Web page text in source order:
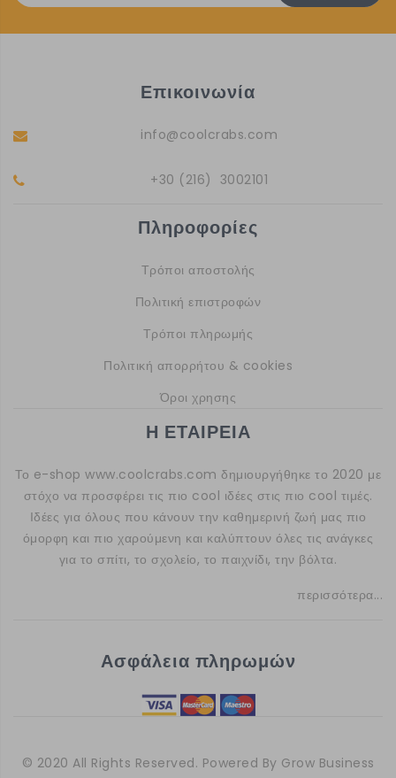
Επικοινωνία
info@coolcrabs.com
+30 (216) 3002101
Πληροφορίες
Τρόποι αποστολής
Πολιτική επιστροφών
Τρόποι πληρωμής
Πολιτική απορρήτου & cookies
Όροι χρησης
Η ΕΤΑΙΡΕΙΑ
Το e-shop www.coolcrabs.com δημιουργήθηκε το 2020 με
στόχο να προσφέρει τις πιο cool ιδέες στις πιο cool τιμές.
Ιδέες για όλους που κάνουν την καθημερινή ζωή μας πιο
όμορφη και πιο χαρούμενη και καλύπτουν όλες τις ανάγκες
για το σπίτι, το σχολείο, το παιχνίδι, την βόλτα.
περισσότερα...
Ασφάλεια πληρωμών
© 2020 All Rights Reserved. Powered By Grow Business